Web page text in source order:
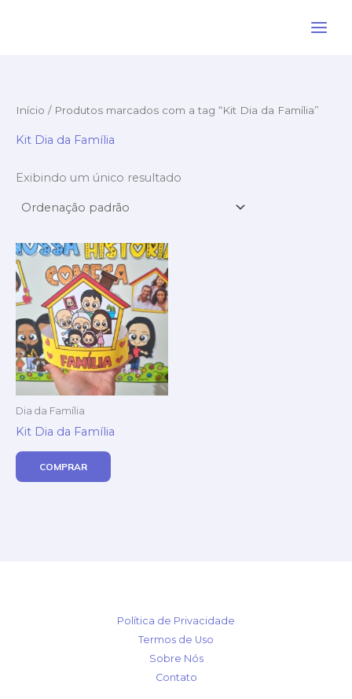
Início / Produtos marcados com a tag “Kit Dia da Família”
Kit Dia da Família
Exibindo um único resultado
Dia da Família
Kit Dia da Família
COMPRAR
Política de Privacidade
Termos de Uso
Sobre Nós
Contato